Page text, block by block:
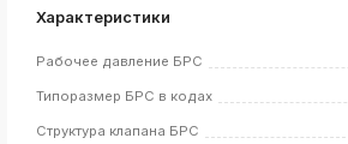
ksldkfjsdlfkjsls;ldfkgjsdl;kfkфыва
ksldkfjsdlfkjsls;ldfkgjsdl;kfkфыва
k
ksldkfjsdlfkjsls;ldfkgjsdl;kfkфыва
Характеристики
Рабочее давление БРС
Типоразмер БРС в кодах
Структура клапана БРС